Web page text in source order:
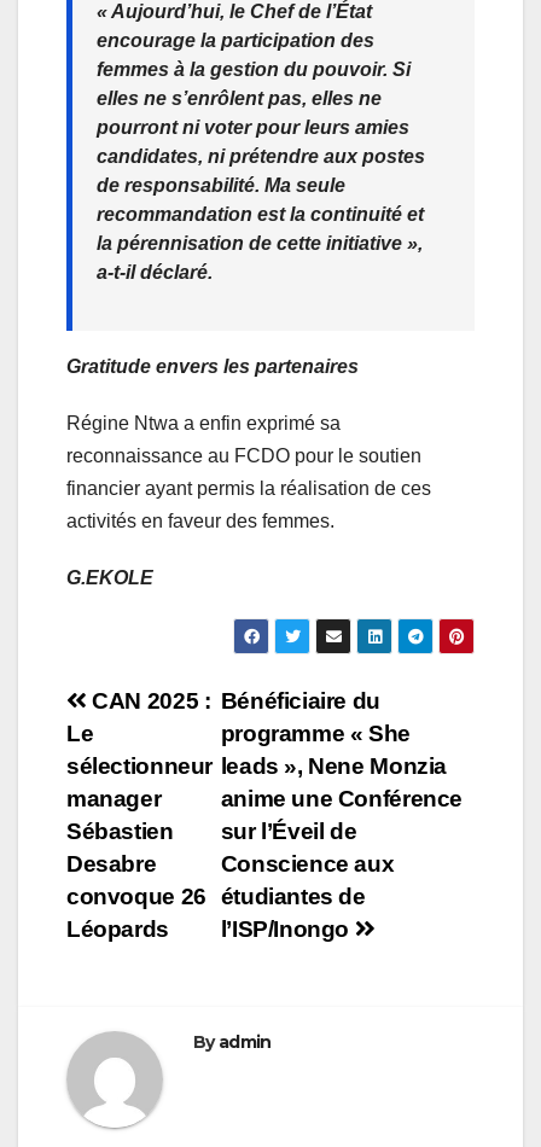
« Aujourd’hui, le Chef de l’État
encourage la participation des
femmes à la gestion du pouvoir. Si
elles ne s’enrôlent pas, elles ne
pourront ni voter pour leurs amies
candidates, ni prétendre aux postes
de responsabilité. Ma seule
recommandation est la continuité et
la pérennisation de cette initiative »,
a-t-il déclaré.
Gratitude envers les partenaires
Régine Ntwa a enfin exprimé sa
reconnaissance au FCDO pour le soutien
financier ayant permis la réalisation de ces
activités en faveur des femmes.
G.EKOLE
Navigation
de
l’article
Bénéficiaire du
programme « She
leads », Nene Monzia
anime une Conférence
sur l’Éveil de
Conscience aux
étudiantes de
l’ISP/Inongo
CAN 2025 :
Le
sélectionneur
manager
Sébastien
Desabre
convoque 26
Léopards
Byadmin